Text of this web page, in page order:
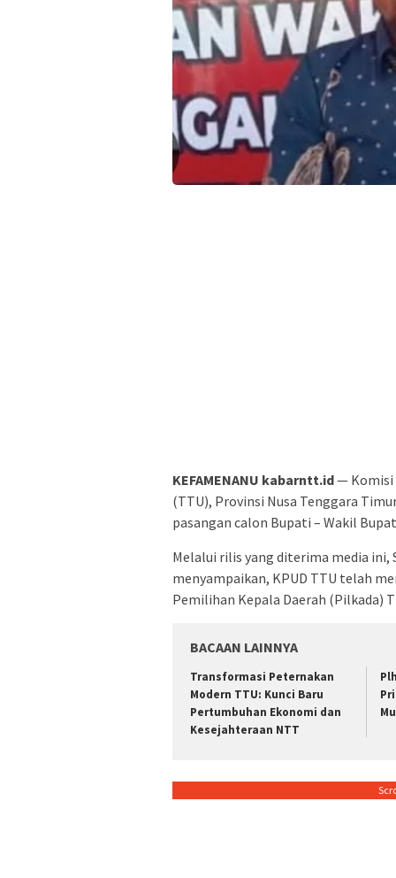
KEFAMENANU kabarntt.id— Komisi
(TTU), Provinsi Nusa Tenggara
pasangan calon Bupati – Wakil
Melalui rilis yang diterima media ini,
menyampaikan, KPUD TTU telah
Pemilihan Kepala Daerah (Pilkada)
BACAAN LAINNYA
Transformasi Peternakan
Modern TTU: Kunci Baru
Pertumbuhan Ekonomi dan
Kesejahteraan NTT